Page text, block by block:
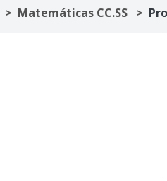
Matemáticas CC.SS